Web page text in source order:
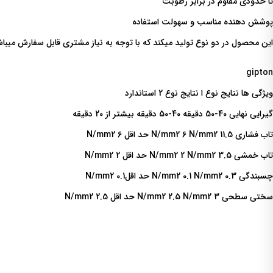
پوشش دهنده مناسب و سهولت استفاده
این محصول در دو نوع تولید میکند که با توجه به نیاز مشتری قابل سفارش
gipton
ویژگی ها نتایج نوع ا نتایج نوع 2 استاندارد
گیرایی نهایی 40-50 دقیقه 40-50 دقیقه بیشتر از 20 دقیقه
تاب فشاری 11.5 N/mm2 6 N/mm2 حد اقل 6 N/mm2
تاب خمشی 3.5 N/mm2 2 N/mm2 حد اقل 2 N/mm2
چسبندگی 0.3 N/mm2 0.1 N/mm2 حد اقل0.1 N/mm2
سختی سطحی 3 N/mm2 2.5 N/mm2 حد اقل 2.5 N/mm2